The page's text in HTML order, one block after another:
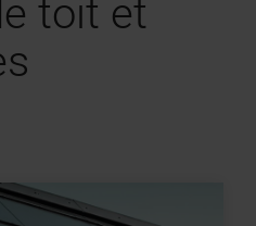
toit et